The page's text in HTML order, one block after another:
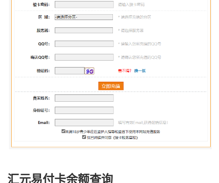
汇元易付卡余额查询